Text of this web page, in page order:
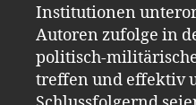
Institutionen
Autoren zufolge in
politisch-
treffen und effektiv